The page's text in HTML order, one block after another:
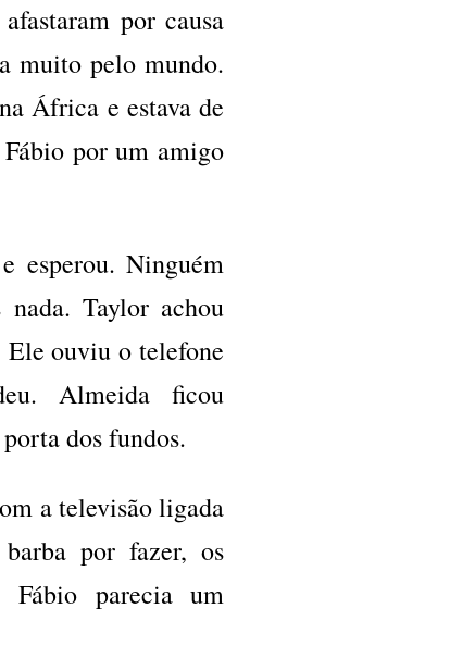
por causa
muito pelo mundo.
África e estava de
por um amigo
esperou. Ninguém
Taylor achou
Ele ouviu o telefone
Almeida ficou
dos fundos.
a televisão ligada
por fazer, os
Fábio parecia um